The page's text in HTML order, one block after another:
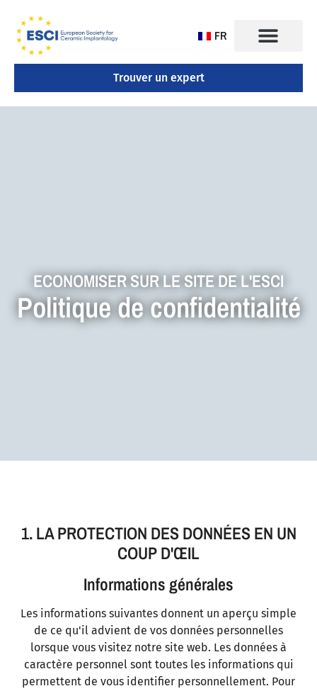
FR
Trouver un expert
ECONOMISER SUR LE SITE DE L'ESCI
Politique de confidentialité
1. LA PROTECTION DES DONNÉES EN UN
COUP D'ŒIL
Informations générales
Les informations suivantes donnent un aperçu simple
de ce qu'il advient de vos données personnelles
lorsque vous visitez notre site web. Les données à
caractère personnel sont toutes les informations qui
permettent de vous identifier personnellement. Pour